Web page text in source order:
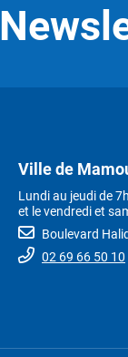
Ville de
Lundi au jeudi de
et le vendredi et
Boulevard
02 69 66 50 10